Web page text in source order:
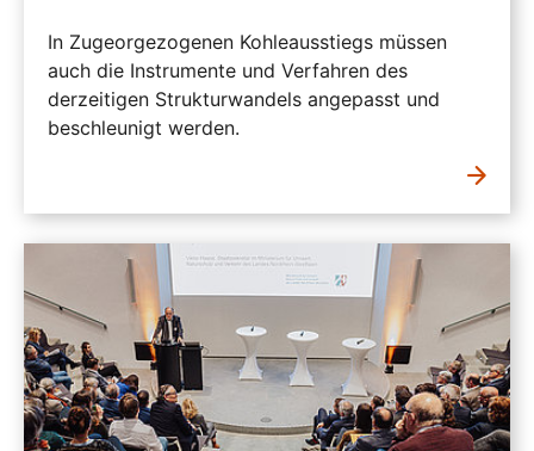
In Zugeorgezogenen Kohleausstiegs müssen
auch die Instrumente und Verfahren des
derzeitigen Strukturwandels angepasst und
beschleunigt werden.